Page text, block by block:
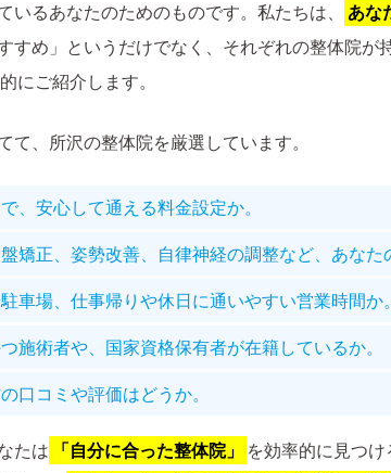
るあなたのためのものです。私たちは、 あな
すめ」というだけでなく、それぞれの整体院が
にご紹介します。
、所沢の整体院を厳選しています。
、安心して通える料金設定か。
矯正、姿勢改善、自律神経の調整など、あなた
車場、仕事帰りや休日に通いやすい営業時間か。
施術者や、国家資格保有者が在籍しているか。
口コミや評価はどうか。
たは 「自分に合った整体院」
を効率的に見つ